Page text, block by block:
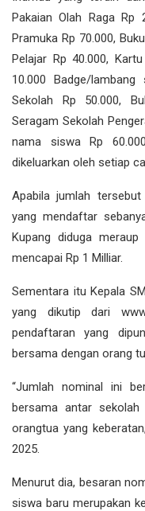
Pakaian Olah Raga Rp
Pramuka Rp 70.000,
Pelajar Rp 40.000,
10.000 Badge/
Sekolah Rp 50.000,
Seragam Sekolah
nama siswa Rp
dikeluarkan oleh setiap
Apabila jumlah
yang mendaftar
Kupang diduga
mencapai Rp 1 Milliar.
Sementara itu Kepala
yang dikutip dari
pendaftaran yang
bersama dengan orang
“Jumlah nominal ini
bersama antar
orangtua yang
2025.
Menurut dia, besaran
siswa baru merupakan